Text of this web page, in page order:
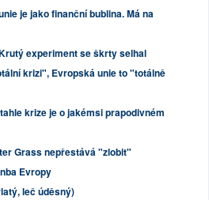
je jako finanční bublina. Má na
experiment se škrty selhal
krizi", Evropská unie to "totálně
krize je o jakémsi prapodivném
Grass nepřestává "zlobit"
Evropy
leč úděsný)